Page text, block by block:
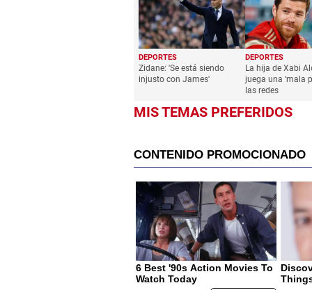
DEPORTES
Zidane: 'Se está siendo
injusto con James'
DEPORTES
La hija de Xabi
juega una ‘mala
las redes
MIS TEMAS PREFERIDOS